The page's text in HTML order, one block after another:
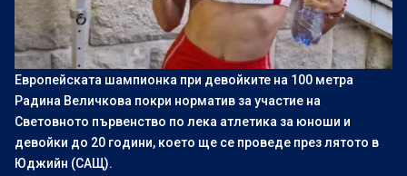
Европейската шампионка при девойките на 100 метра
Радина Величкова покри норматив за участие на
Световното първенство по лека атлетика за юноши и
девойки до 20 години, което ще се проведе през лятото в
Юджийн (САЩ).